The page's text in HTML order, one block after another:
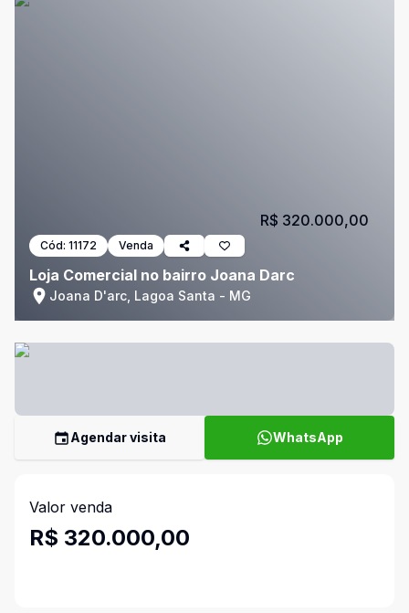
Cód: 11172 Venda
Loja Comercial no bairro Joana Darc
Joana D'arc, Lagoa Santa - MG
R$ 320.000,00
Agendar visita WhatsApp
Valor venda
R$ 320.000,00